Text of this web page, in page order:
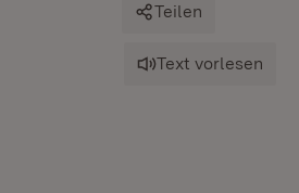
Teilen
Text vorlesen